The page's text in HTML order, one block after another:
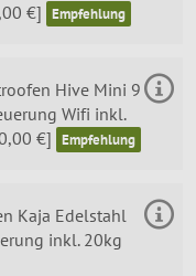
€]
Hive Mini 9
Wifi inkl.
€]
Kaja Edelstahl
inkl. 20kg